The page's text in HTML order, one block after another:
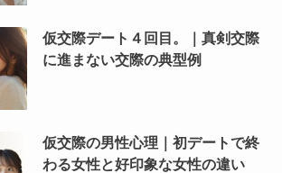
仮交際デート４回目。｜真剣交際
に進まない交際の典型例
仮交際の男性心理｜初デートで終
わる女性と好印象な女性の違い